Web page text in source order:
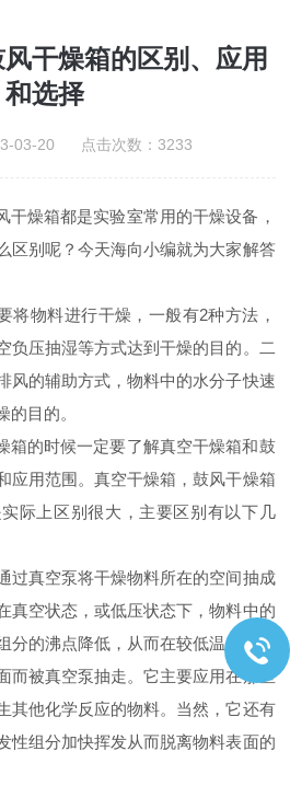
干燥箱的区别、应用
和选择
03-20 点击次数：3233
干燥箱都是实验室常用的干燥设备，
区别呢？今天海向小编就为大家解答
将物料进行干燥，一般有2种方法，
负压抽湿等方式达到干燥的目的。二
风的辅助方式，物料中的水分子快速
的目的。
箱的时候一定要了解真空干燥箱和鼓
应用范围。真空干燥箱，鼓风干燥箱
际上区别很大，主要区别有以下几
过真空泵将干燥物料所在的空间抽成
真空状态，或低压状态下，物料中的
分的沸点降低，从而在较低温度状态
而被真空泵抽走。它主要应用在那些
其他化学反应的物料。当然，它还有
性组分加快挥发从而脱离物料表面的